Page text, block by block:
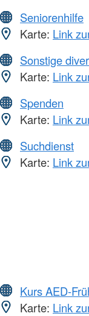
Seniorenhilfe
Karte: Link
Sonstige
Karte: Link
Spenden
Karte: Link
Suchdienst
Karte: Link
Kurs AED-
Karte: Link